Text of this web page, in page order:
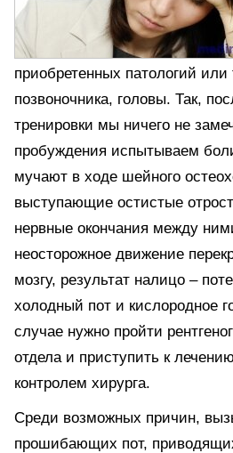
приобретенных патологий
позвоночника, головы. Так,
тренировки мы ничего не
пробуждения испытываем
мучают в ходе шейного
выступающие остистые
нервные окончания между
неосторожное движение
мозгу, результат налицо –
холодный пот и кислородное
случае нужно пройти
отдела и приступить к
контролем хирурга.
Среди возможных причин,
прошибающих пот,